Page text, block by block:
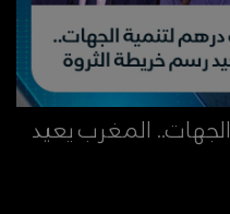
الجهات.. المغرب يعيد